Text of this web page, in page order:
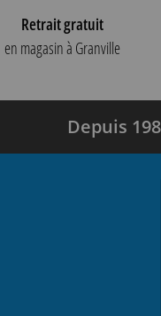
Retrait gratuit
en magasin à Granville
Depuis